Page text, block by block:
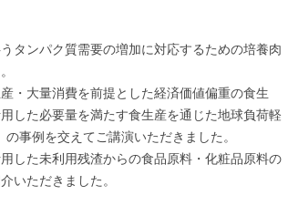
タンパク質需要の増加に対応するための培養肉
・大量消費を前提とした経済価値偏重の食生
した必要量を満たす食生産を通じた地球負荷軽
事例を交えてご講演いただきました。
した未利用残渣からの食品原料・化粧品原料の
いただきました。